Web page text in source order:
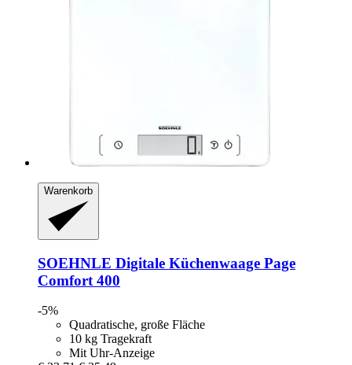
Warenkorb
SOEHNLE Digitale Küchenwaage Page
Comfort 400
-5%
Quadratische, große Fläche
10 kg Tragekraft
Mit Uhr-Anzeige